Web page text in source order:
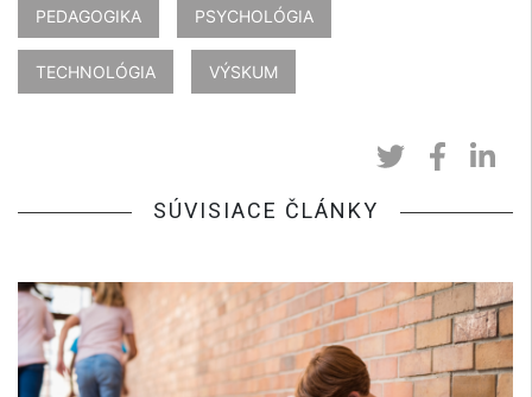
PEDAGOGIKA PSYCHOLÓGIA
TECHNOLÓGIA VÝSKUM
SÚVISIACE ČLÁNKY